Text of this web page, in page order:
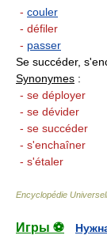
- couler
- défiler
- passer
Se succéder,
Synonymes :
- se déployer
- se dévider
- se succéder
- s'enchaîner
- s'étaler
Encyclopédie
Игры ⚽